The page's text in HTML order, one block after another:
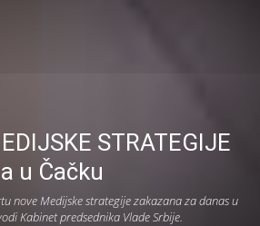
STRATEGIJE
u Čačku
nove Medijske strategije zakazana za danas u
Kabinet predsednika Vlade Srbije.